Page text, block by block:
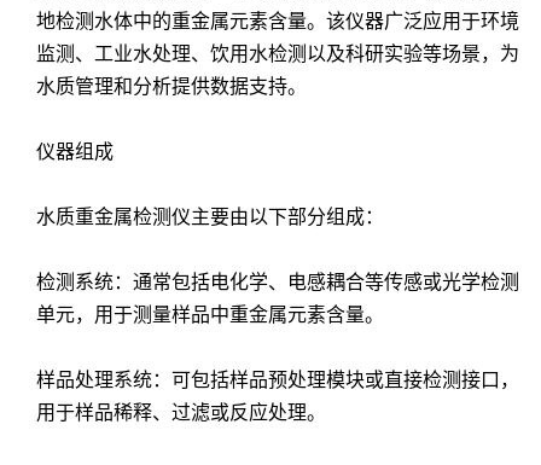
地检测水体中的重金属元素含量。该仪器广泛应用于环境
监测、工业水处理、饮用水检测以及科研实验等场景，为
水质管理和分析提供数据支持。
仪器组成
水质重金属检测仪主要由以下部分组成：
检测系统：通常包括电化学、电感耦合等传感或光学检测
单元，用于测量样品中重金属元素含量。
样品处理系统：可包括样品预处理模块或直接检测接口，
用于样品稀释、过滤或反应处理。